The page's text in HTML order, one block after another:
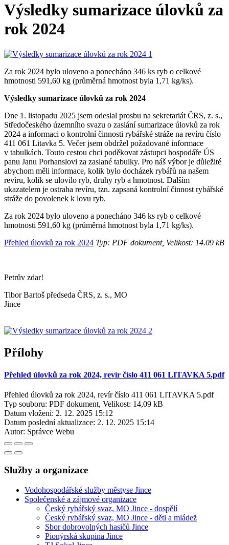
Výsledky sumarizace úlovků za
rok 2024
Za rok 2024 bylo uloveno a ponecháno 346 ks ryb o celkové
hmotnosti 591,60 kg (průměrná hmotnost byla 1,71 kg/ks).
Výsledky sumarizace úlovků za rok 2024
Dne 1. listopadu 2025 jsem odeslal prosbu na sekretariát ČRS, z. s.,
Středočeského územního svazu o zaslání sumarizace úlovků za rok
2024 a informaci o kontrolní činnosti rybářské stráže na revíru číslo
411 061 Litavka 5. Večer jsem obdržel požadované informace
v tabulkách. Touto cestou chci poděkovat zástupci hospodáře ÚS
panu Janu Porhanslovi za zaslané tabulky. Pro náš výbor je důležité
abychom měli informace, kolik bylo docházek rybářů na našem
revíru, kolik se ulovilo ryb, druhy ryb a hmotnost. Dalším
ukazatelem je ostraha revíru, tzn. zapsaná kontrolní činnost rybářské
stráže do povolenek k lovu ryb.
Za rok 2024 bylo uloveno a ponecháno 346 ks ryb o celkové
hmotnosti 591,60 kg (průměrná hmotnost byla 1,71 kg/ks).
Přehled úlovků za rok 2024 Typ: PDF dokument, Velikost: 14.09 kB
Petrův zdar!
Tibor Bartoš předseda ČRS, z. s., MO
Přílohy
Přehled úlovků za rok 2024, revír číslo 411 061 LITAVKA 5.pdf
Přehled úlovků za rok 2024, revír číslo 411 061 LITAVKA 5.pdf
Typ souboru: PDF dokument, Velikost: 14,09 kB
Datum vložení: 2. 12. 2025 15:12
Datum poslední aktualizace: 2. 12. 2025 15:14
Autor: Správce Webu
Služby a organizace
Vodohospodářské služby městyse Jince
Společenské a zájmové organizace
Český rybářský svaz, MO Jince - dospělí
Český rybářský svaz, MO Jince - děti a mládež
Sbor dobrovolných hasičů Jince
Pionýrská skupina Jince